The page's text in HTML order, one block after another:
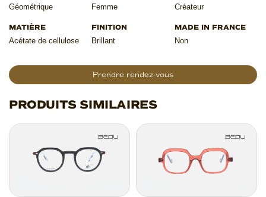
Géométrique Femme Créateur
Acétate de cellulose Brillant Non
Prendre rendez-vous
PRODUITS SIMILAIRES